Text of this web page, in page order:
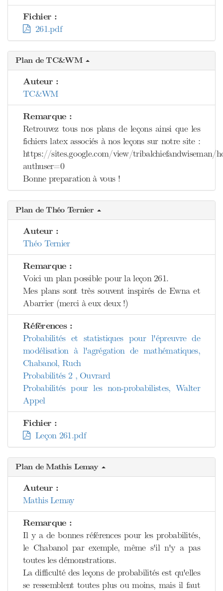
Fichier :
261.pdf
Plan de TC&WM
Auteur :
TC&WM
Remarque :
Retrouvez tous nos plans de leçons ainsi que les
fichiers latex associés à nos leçons sur notre site :
https://sites.google.com/view/tribalchiefandwiseman/
authuser=0
Bonne preparation à vous !
Plan de Théo Ternier
Auteur :
Théo Ternier
Remarque :
Voici un plan possible pour la leçon 261.
Mes plans sont très souvent inspirés de Ewna et
Abarrier (merci à eux deux !)
Références :
Probabilités et statistiques pour l'épreuvre de
modélisation à l'agrégation de mathématiques,
Chabanol, Ruch
Probabilités 2 , Ouvrard
Probabilités pour les non-probabilistes, Walter
Appel
Fichier :
Leçon 261.pdf
Plan de Mathis Lemay
Auteur :
Mathis Lemay
Remarque :
Il y a de bonnes références pour les probabilités,
le Chabanol par exemple, même s'il n'y a pas
toutes les démonstrations.
La difficulté des leçons de probabilités est qu'elles
se ressemblent toutes plus ou moins, mais il faut